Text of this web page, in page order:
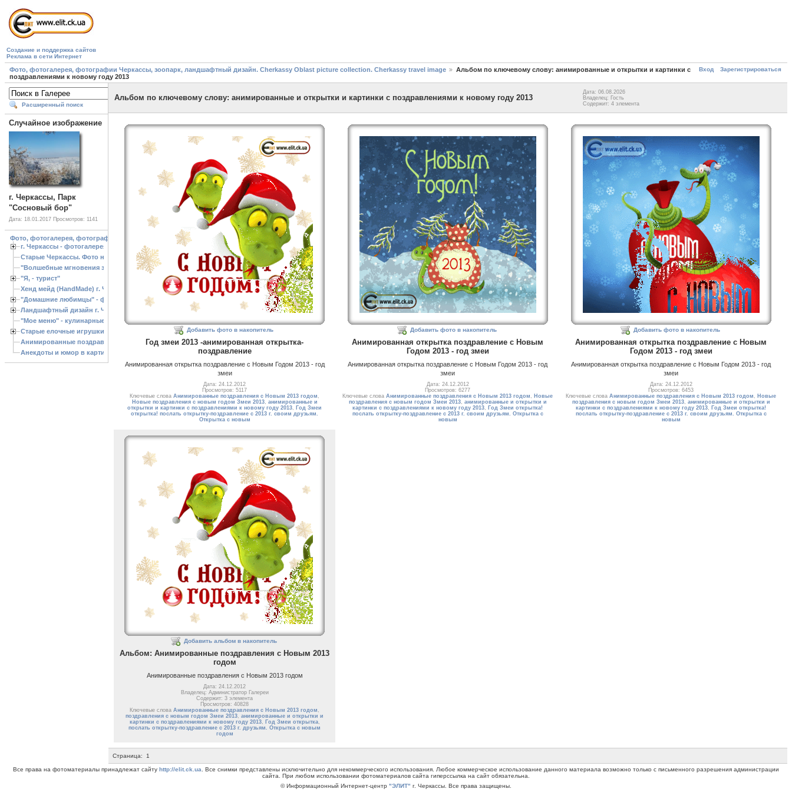
Создание и поддержка сайтов
Реклама в сети Интернет
Вход
Зарегистрироваться
Фото, фотогалерея, фотографии Черкассы, зоопарк, ландшафтный дизайн. Cherkassy Oblast picture collection. Cherkassy travel image
Альбом по ключевому слову: анимированные и открытки и картинки с
поздравлениями к новому году 2013
Расширенный поиск
Случайное изображение
г. Черкассы, Парк
"Сосновый бор"
Дата: 18.01.2017 Просмотров: 1141
Фото, фотогалерея, фотографии Черкассы, зоопарк, ландшафтный дизайн. Cherkassy Oblast picture collection. Cherkassy travel image
г. Черкассы - фотогалерея
Старые Черкассы. Фото начало ХХ ст.
"Волшебные мгновения зимы"
"Я, - турист"
Хенд мейд (HandMade) г. Черкассы, - изделия ручной работы
"Домашние любимцы" - фото
Ландшафтный дизайн г. Черкассы
"Мое меню" - кулинарные рецепты
Старые елочные игрушки
Анимированные поздравления с Новым 2013 годом
Анекдоты и юмор в картинках
Альбом по ключевому слову: анимированные и открытки и картинки с поздравлениями к новому году 2013
Дата: 06.08.2026
Владелец: Гость
Содержит: 4 элемента
Добавить фото в накопитель
Год змеи 2013 -анимированная открытка-
поздравление
Анимированная открытка поздравление с Новым Годом 2013 - год
змеи
Дата: 24.12.2012
Просмотров: 5117
Ключевые слова Анимированные поздравления с Новым 2013 годом ,
Новые поздравления с новым годом Змеи 2013, анимированные и
открытки и картинки с поздравлениями к новому году 2013, Год Змеи
открытка! послать открытку-поздравление с 2013 г. своим друзьям.
Открытка с новым
Добавить фото в накопитель
Анимированная открытка поздравление с Новым
Годом 2013 - год змеи
Анимированная открытка поздравление с Новым Годом 2013 - год
змеи
Дата: 24.12.2012
Просмотров: 6277
Ключевые слова Анимированные поздравления с Новым 2013 годом , Новые
поздравления с новым годом Змеи 2013, анимированные и открытки и
картинки с поздравлениями к новому году 2013, Год Змеи открытка!
послать открытку-поздравление с 2013 г. своим друзьям. Открытка с
новым
Добавить фото в накопитель
Анимированная открытка поздравление с Новым
Годом 2013 - год змеи
Анимированная открытка поздравление с Новым Годом 2013 - год
змеи
Дата: 24.12.2012
Просмотров: 6453
Ключевые слова Анимированные поздравления с Новым 2013 годом , Новые
поздравления с новым годом Змеи 2013, анимированные и открытки и
картинки с поздравлениями к новому году 2013, Год Змеи открытка!
послать открытку-поздравление с 2013 г. своим друзьям. Открытка с
новым
Добавить альбом в накопитель
Альбом: Анимированные поздравления с Новым 2013
годом
Анимированные поздравления с Новым 2013 годом
Дата: 24.12.2012
Владелец: Администратор Галереи
Содержит: 3 элемента
Просмотров: 40828
Ключевые слова Анимированные поздравления с Новым 2013 годом ,
поздравления с новым годом Змеи 2013, анимированные и открытки и
картинки с поздравлениями к новому году 2013, Год Змеи открытка,
послать открытку-поздравление с 2013 г. друзьям. Открытка с новым
годом
Страница: 1
Все права на фотоматериалы принадлежат сайту http://elit.ck.ua . Все снимки представлены исключительно для некоммерческого использования. Любое коммерческое использование данного материала возможно только с письменного разрешения администрации
сайта. При любом использовании фотоматериалов сайта гиперссылка на сайт обязательна.
© Информационный Интернет-центр "ЭЛИТ" г. Черкассы. Все права защищены.